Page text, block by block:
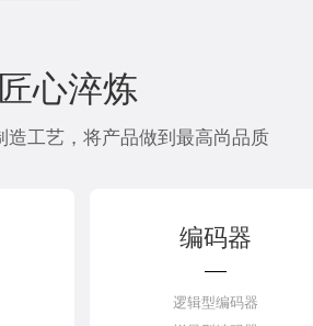
心淬炼
造工艺，将产品做到最高尚品质
编码器
逻辑型编码器